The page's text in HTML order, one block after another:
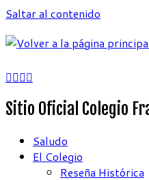
Saltar al contenido
Sitio Oficial Colegio
Saludo
El Colegio
Reseña Histórica